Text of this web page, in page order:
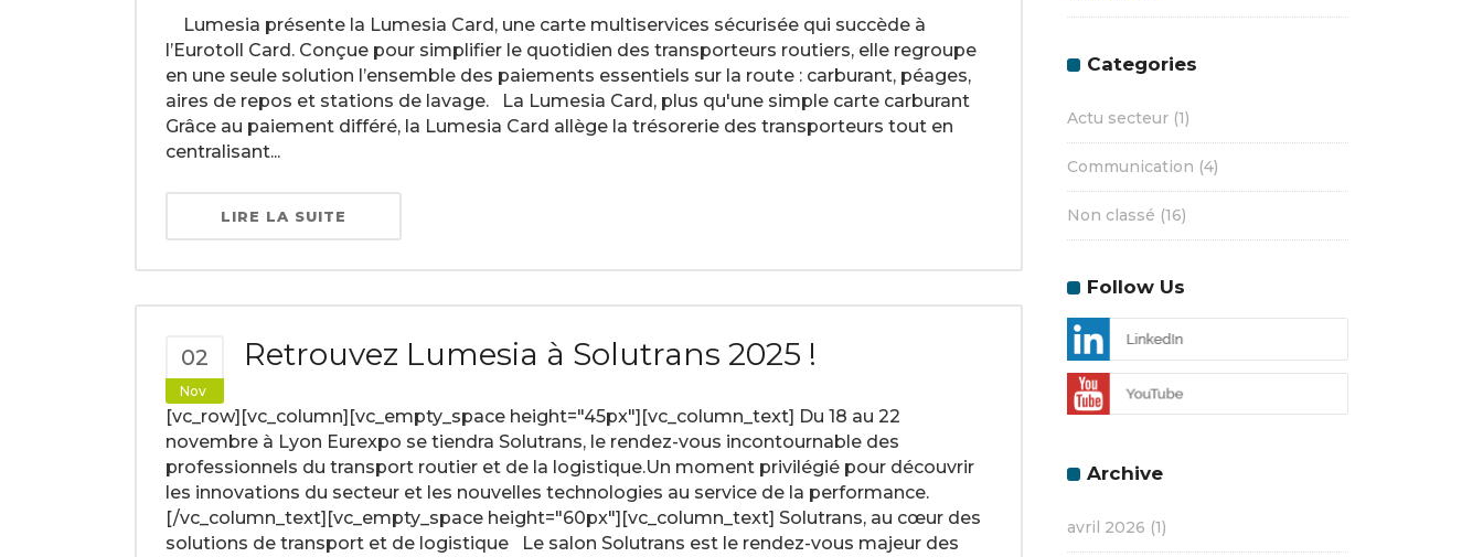
Lumesia présente la Lumesia Card, une carte multiservices sécurisée qui succède à
l’Eurotoll Card. Conçue pour simplifier le quotidien des transporteurs routiers, elle regroupe
en une seule solution l’ensemble des paiements essentiels sur la route : carburant, péages,
aires de repos et stations de lavage. La Lumesia Card, plus qu'une simple carte carburant
Grâce au paiement différé, la Lumesia Card allège la trésorerie des transporteurs tout en
centralisant...
LIRE LA SUITE
02
Nov
Retrouvez Lumesia à Solutrans 2025 !
[vc_row][vc_column][vc_empty_space height="45px"][vc_column_text] Du 18 au 22
novembre à Lyon Eurexpo se tiendra Solutrans, le rendez-vous incontournable des
professionnels du transport routier et de la logistique.Un moment privilégié pour découvrir
les innovations du secteur et les nouvelles technologies au service de la performance.
[/vc_column_text][vc_empty_space height="60px"][vc_column_text] Solutrans, au cœur des
solutions de transport et de logistique Le salon Solutrans est le rendez-vous majeur des
Categories
Actu secteur (1)
Communication (4)
Non classé (16)
Follow Us
Archive
avril 2026 (1)